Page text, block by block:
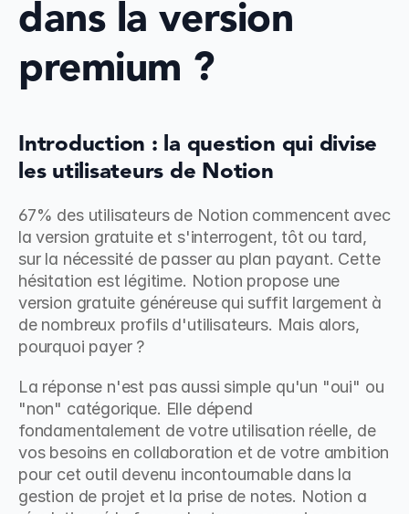
dans la version
premium ?
Introduction : la question qui divise
les utilisateurs de Notion
67% des utilisateurs de Notion commencent avec
la version gratuite et s'interrogent, tôt ou tard,
sur la nécessité de passer au plan payant. Cette
hésitation est légitime. Notion propose une
version gratuite généreuse qui suffit largement à
de nombreux profils d'utilisateurs. Mais alors,
pourquoi payer ?
La réponse n'est pas aussi simple qu'un "oui" ou
"non" catégorique. Elle dépend
fondamentalement de votre utilisation réelle, de
vos besoins en collaboration et de votre ambition
pour cet outil devenu incontournable dans la
gestion de projet et la prise de notes. Notion a